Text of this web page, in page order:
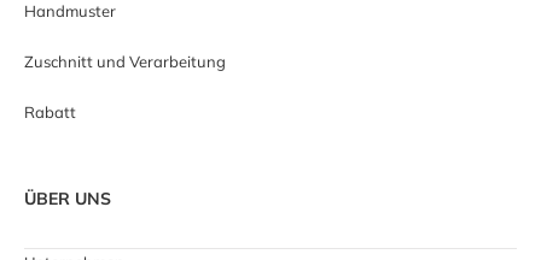
Handmuster
Zuschnitt und Verarbeitung
Rabatt
ÜBER UNS